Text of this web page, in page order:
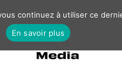
continuez à utiliser ce
En savoir plus